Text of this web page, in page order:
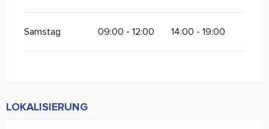
Samstag 09:00 - 12:00 14:00 - 19:00
LOKALISIERUNG